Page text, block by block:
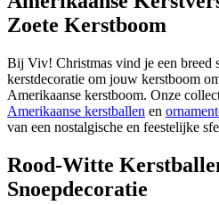
Zoete Kerstboom
Bij Viv! Christmas vind je een breed
kerstdecoratie om jouw kerstboom
Amerikaanse kerstboom. Onze
Amerikaanse kerstballen en
van een nostalgische en feestelijke
Rood-Witte
Snoepdecoratie